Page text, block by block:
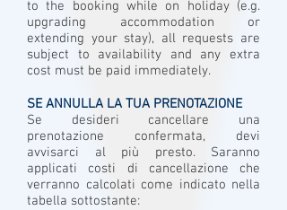
to the booking while on holiday (e.g.
upgrading accommodation or
extending your stay), all requests are
subject to availability and any extra
cost must be paid immediately.
SE ANNULLA LA TUA PRENOTAZIONE
Se desideri cancellare una
prenotazione confermata, devi
avvisarci al più presto. Saranno
applicati costi di cancellazione che
verranno calcolati come indicato nella
tabella sottostante: